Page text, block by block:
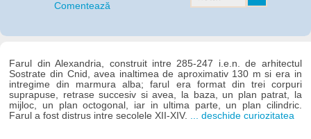
Comentează
Farul din Alexandria, construit intre 285-247 i.e.n. de arhitectul
Sostrate din Cnid, avea inaltimea de aproximativ 130 m si era in
intregime din marmura alba; farul era format din trei corpuri
suprapuse, retrase succesiv si avea, la baza, un plan patrat, la
mijloc, un plan octogonal, iar in ultima parte, un plan cilindric.
Farul a fost distrus intre secolele XII-XIV. ... deschide curiozitatea